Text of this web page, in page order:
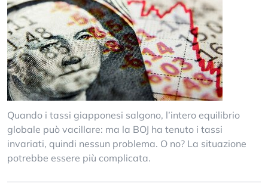
Quando i tassi giapponesi salgono, l’intero equilibrio
globale può vacillare: ma la BOJ ha tenuto i tassi
invariati, quindi nessun problema. O no? La situazione
potrebbe essere più complicata.